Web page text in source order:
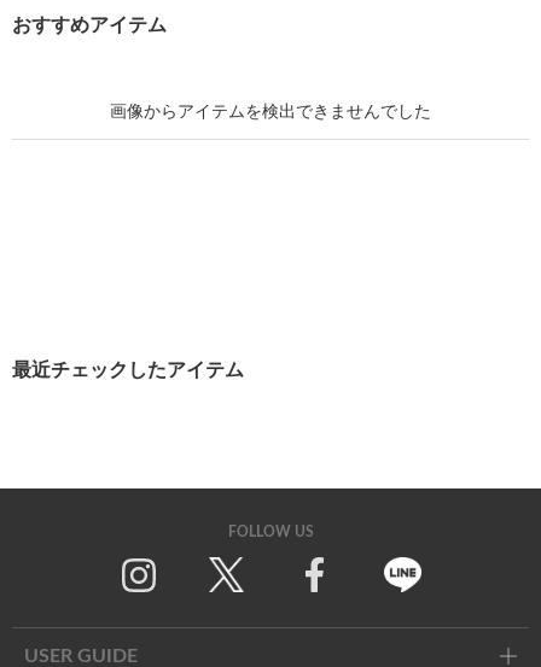
おすすめアイテム
最近チェックしたアイテム
FOLLOW US
USER GUIDE